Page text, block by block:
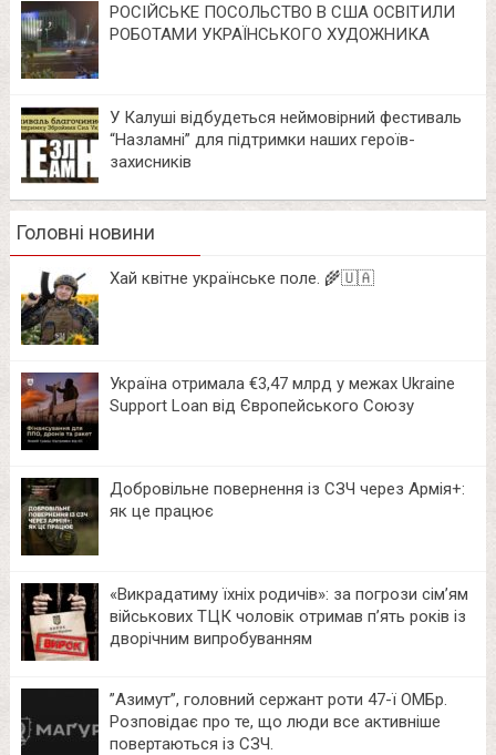
РОСІЙСЬКЕ ПОСОЛЬСТВО В США ОСВІТИЛИ
РОБОТАМИ УКРАЇНСЬКОГО ХУДОЖНИКА
У Калуші відбудеться неймовірний фестиваль
“Назламні” для підтримки наших героїв-
захисників
Головні новини
Хай квітне українське поле. 🌾🇺🇦
Україна отримала €3,47 млрд у межах Ukraine
Support Loan від Європейського Союзу
Добровільне повернення із СЗЧ через Армія+:
як це працює
«Викрадатиму їхніх родичів»: за погрози сім’ям
військових ТЦК чоловік отримав п’ять років із
дворічним випробуванням
⁨”Азимут”, головний сержант роти 47-ї ОМБр.
Розповідає про те, що люди все активніше
повертаються із СЗЧ.